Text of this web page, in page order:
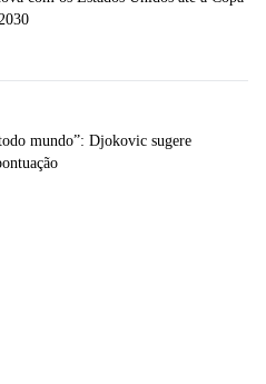
mundo”: Djokovic sugere